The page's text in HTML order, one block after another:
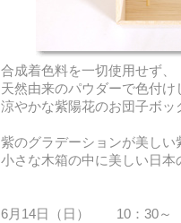
合成着色料を一切使用せず、
天然由来のパウダーで色付け
涼やかな紫陽花のお団子ボ
紫のグラデーションが美しい
小さな木箱の中に美しい日
6月14日（日） 10：30～